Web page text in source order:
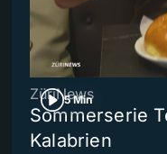
5 Min
ZüriNews
Sommerserie
Kalabrien